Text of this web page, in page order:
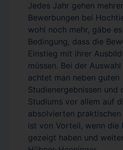
Jedes Jahr gehen
Bewerbungen bei
wohl noch mehr, gäbe
Bedingung, dass die
Einstieg mit ihrer
müssen. Bei der
achtet man neben guten
Studienergebnissen und
Studiums vor allem auf
absolvierten praktischen
ist von Vorteil, wenn die
gezeigt haben und